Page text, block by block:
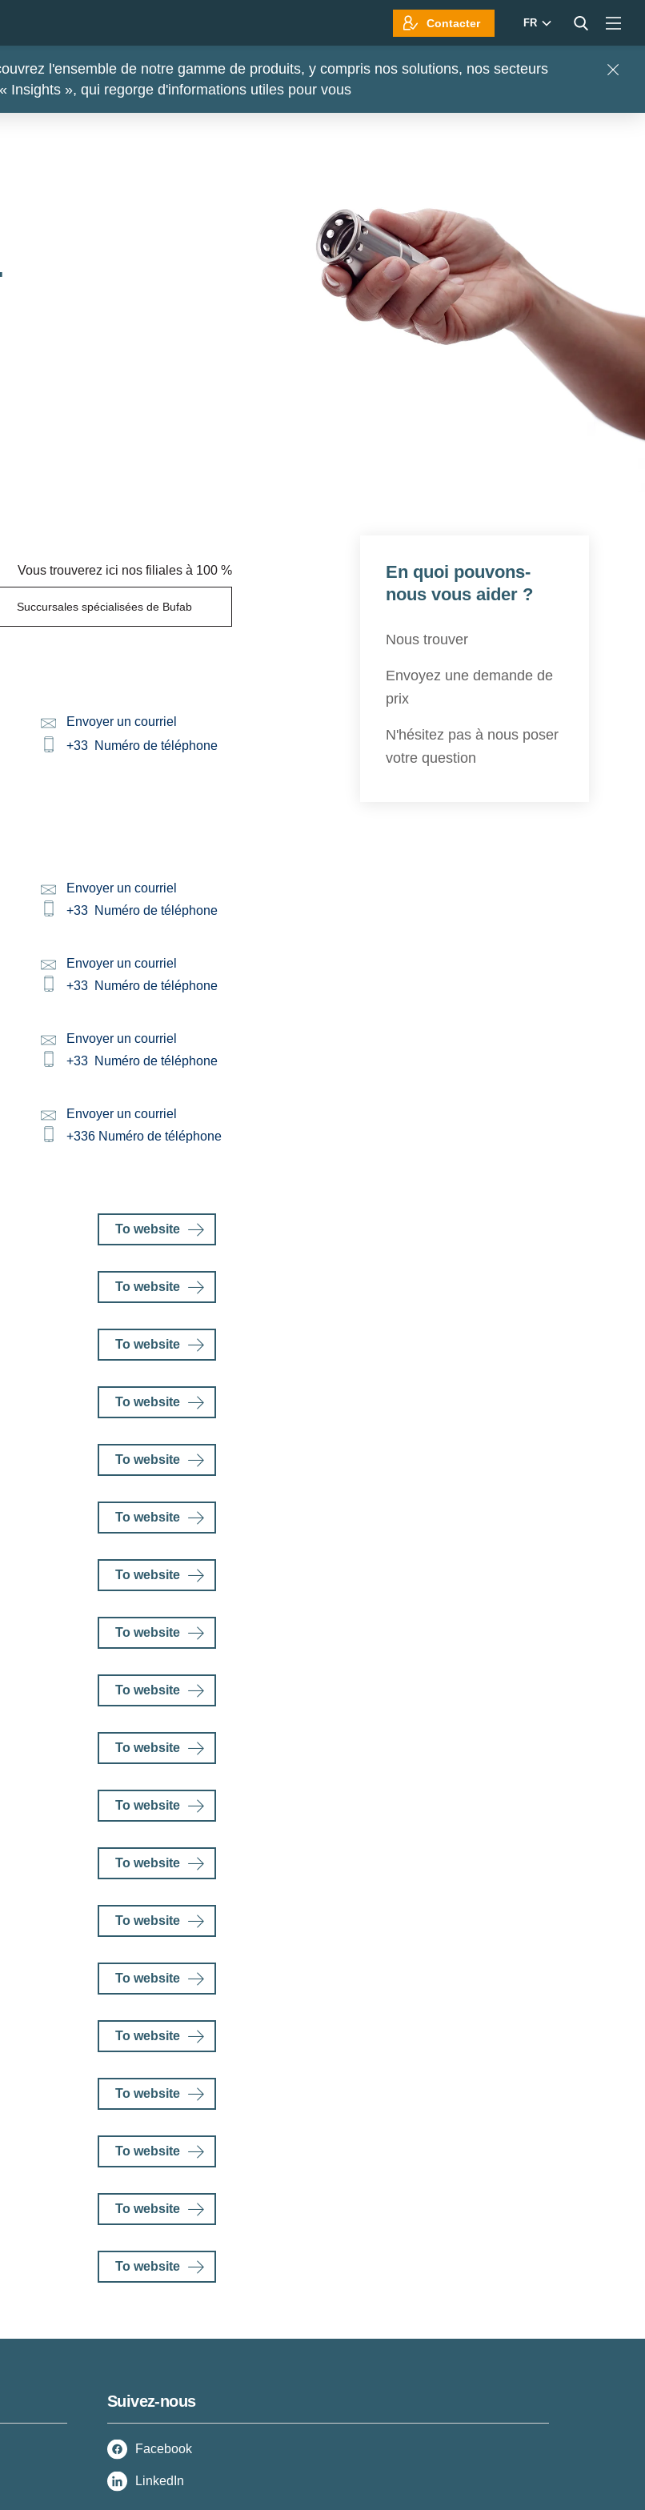
l'ensemble de notre gamme de produits, y compris nos solutions, nos secteurs
Insights », qui regorge d'informations utiles pour vous
Close
Contacter FR
En quoi pouvons-
nous vous aider ?
Nous trouver
Envoyez une demande de
prix
N'hésitez pas à nous poser
votre question
Vous trouverez ici nos filiales à 100 %
Succursales spécialisées de Bufab
Email:
Envoyer un courriel
Phone:
+33 Numéro de téléphone
Email:
Envoyer un courriel
Phone:
+33 Numéro de téléphone
Email:
Envoyer un courriel
Phone:
+33 Numéro de téléphone
Email:
Envoyer un courriel
Phone:
+33 Numéro de téléphone
Email:
Envoyer un courriel
Phone:
+336 Numéro de téléphone
To website
To website
To website
To website
To website
To website
To website
To website
To website
To website
To website
To website
To website
To website
To website
To website
To website
To website
To website
Suivez-nous
Facebook
LinkedIn